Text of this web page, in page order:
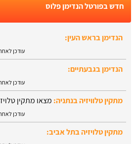
חדש בפורטל הנדימן פלוס
הנדימן בראש העין:
הנדימן בגבעתיים:
מתקין טלוויזיה בנתניה:
מתקין טלויזיה בתל אביב:
הנדימן בטבריה: